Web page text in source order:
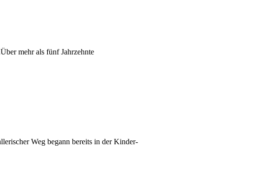
mehr als fünf Jahrzehnte
Weg begann bereits in der Kinder-